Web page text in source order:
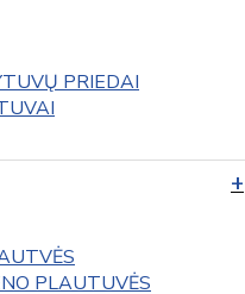
PRIEDAI
PLAUTUVĖS